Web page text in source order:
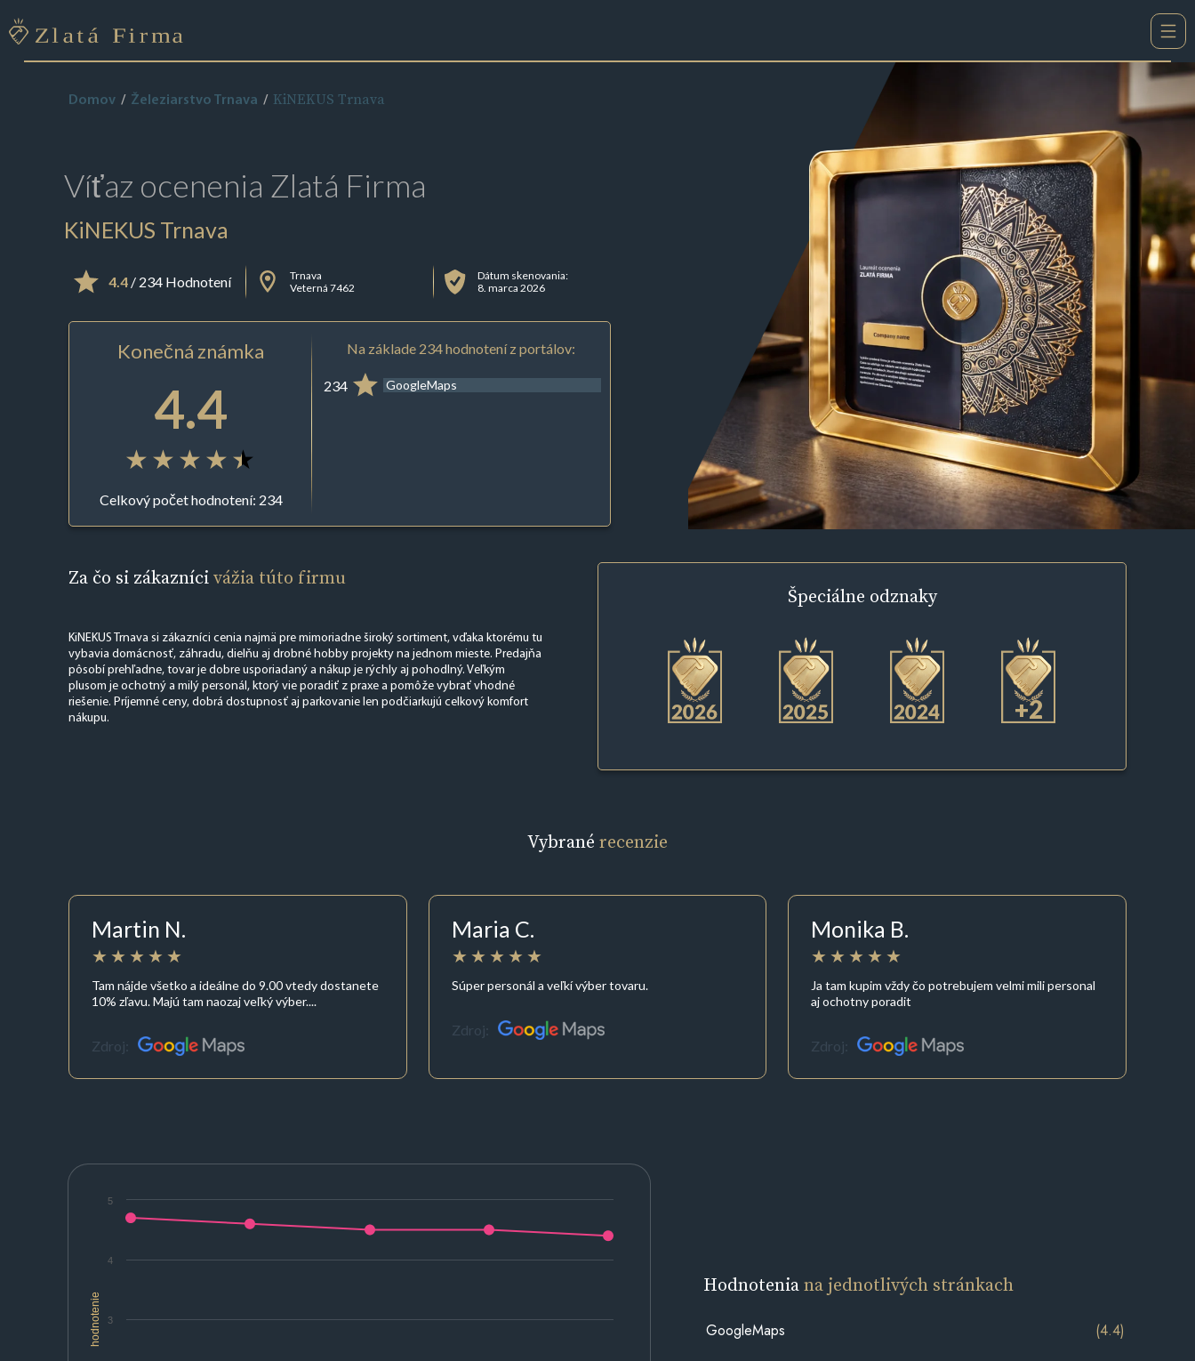
Domov Železiarstvo Trnava KiNEKUS Trnava
Víťaz ocenenia Zlatá Firma
KiNEKUS Trnava
4.4/ 234 Hodnotení
Trnava
Veterná 7462
Dátum skenovania:
8. marca 2026
Konečná známka
4.4
Celkový počet hodnotení: 234
Na základe 234 hodnotení z portálov:
234 GoogleMaps
Za čo si zákaznícivážia túto firmu
KiNEKUS Trnava si zákazníci cenia najmä pre mimoriadne široký sortiment, vďaka ktorému tu
vybavia domácnosť, záhradu, dielňu aj drobné hobby projekty na jednom mieste. Predajňa
pôsobí prehľadne, tovar je dobre usporiadaný a nákup je rýchly aj pohodlný. Veľkým
plusom je ochotný a milý personál, ktorý vie poradiť z praxe a pomôže vybrať vhodné
riešenie. Príjemné ceny, dobrá dostupnosť aj parkovanie len podčiarkujú celkový komfort
nákupu.
Špeciálne odznaky
+2
Vybrané recenzie
Martin N.
Tam nájde všetko a ideálne do 9.00 vtedy dostanete
10% zľavu. Majú tam naozaj veľký výber....
Zdroj:
Maria C.
Súper personál a veľkí výber tovaru.
Zdroj:
Monika B.
Ja tam kupim vždy čo potrebujem velmi mili personal
aj ochotny poradit
Zdroj:
hodnotenie 3
4
5
Hodnoteniana jednotlivých stránkach
GoogleMaps (4.4)